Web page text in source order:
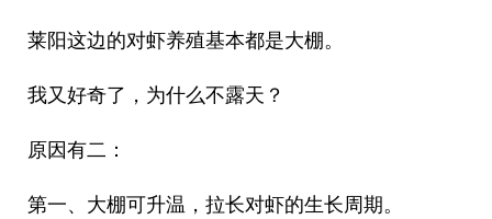
莱阳这边的对虾养殖基本都是大棚。
我又好奇了，为什么不露天？
原因有二：
第一、大棚可升温，拉长对虾的生长周期。